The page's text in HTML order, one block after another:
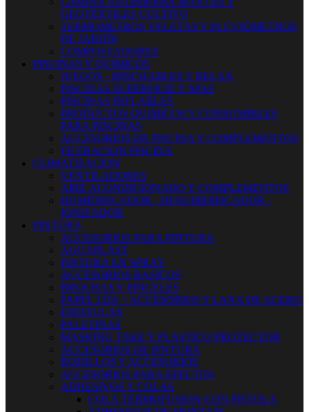
GEOTÉXTILES CULTIVO
TERMOMETROS VELETAS Y PLUVIÓMETROS
DE JARDÍN
COMPOSTADORES
PISCINAS Y QUIMICOS
JUEGOS - HINCHABLES Y RELAX
PISCINAS SUPERFICIE Y SPAS
PISCINAS INFLABLES
PRODUCTOS QUIMICOS Y CONSUMIBLES
PARA PISCINAS
ACCESORIOS DE PISCINA Y COMPLEMENTOS
FILTRACION PISCINA
CLIMATIZACION
VENTILADORES
AIRE ACONDICIONADO Y COMPLEMENTOS
HUMIDIFICADOR - DESUMIDIFICADOR -
IONIZADOR
PINTURA
ACCESORIOS PARA PINTURA
AGUAPLAST
PINTURA EN SPRAY
ACCESORIOS BASICOS
BROCHAS Y PINCELES
PAPEL LIJA + ACCESORIOS Y LANA DE ACERO
ESPATULAS
PALETINAS
MASKING TAKE Y PLASTICO PROTECTOR
ACCESORIOS DE PINTURA
RODILLOS Y ACCESORIOS
ACCESORIOS PARA EFECTOS
ADHESIVOS Y COLAS
COLA TERMOFUSION CON PISTOLA